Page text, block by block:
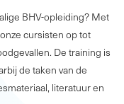
BHV-opleiding? Met
cursisten op tot
De training is
de taken van de
literatuur en